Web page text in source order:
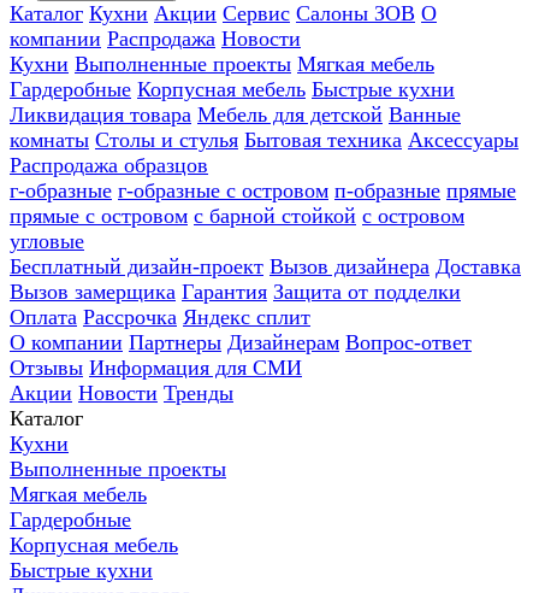
Каталог Кухни Акции Сервис Салоны ЗОВ О
компании Распродажа Новости
Кухни Выполненные проекты Мягкая мебель
Гардеробные Корпусная мебель Быстрые кухни
Ликвидация товара Мебель для детской Ванные
комнаты Столы и стулья Бытовая техника Аксессуары
Распродажа образцов
г-образные г-образные с островом п-образные прямые
прямые с островом с барной стойкой с островом
угловые
Бесплатный дизайн-проект Вызов дизайнера Доставка
Вызов замерщика Гарантия Защита от подделки
Оплата Рассрочка Яндекс сплит
О компании Партнеры Дизайнерам Вопрос-ответ
Отзывы Информация для СМИ
Акции Новости Тренды
Каталог
Кухни
Выполненные проекты
Мягкая мебель
Гардеробные
Корпусная мебель
Быстрые кухни